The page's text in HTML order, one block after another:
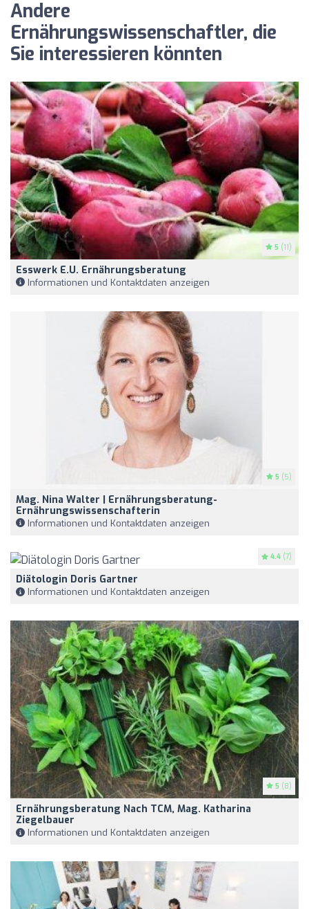
Andere
Ernährungswissenschaftler, die
Sie interessieren könnten
5 (11)
Esswerk E.U. Ernährungsberatung
Informationen und Kontaktdaten anzeigen
5 (5)
Mag. Nina Walter | Ernährungsberatung-
Ernährungswissenschafterin
Informationen und Kontaktdaten anzeigen
4.4 (7)
Diätologin Doris Gartner
Informationen und Kontaktdaten anzeigen
5 (8)
Ernährungsberatung Nach TCM, Mag. Katharina
Ziegelbauer
Informationen und Kontaktdaten anzeigen